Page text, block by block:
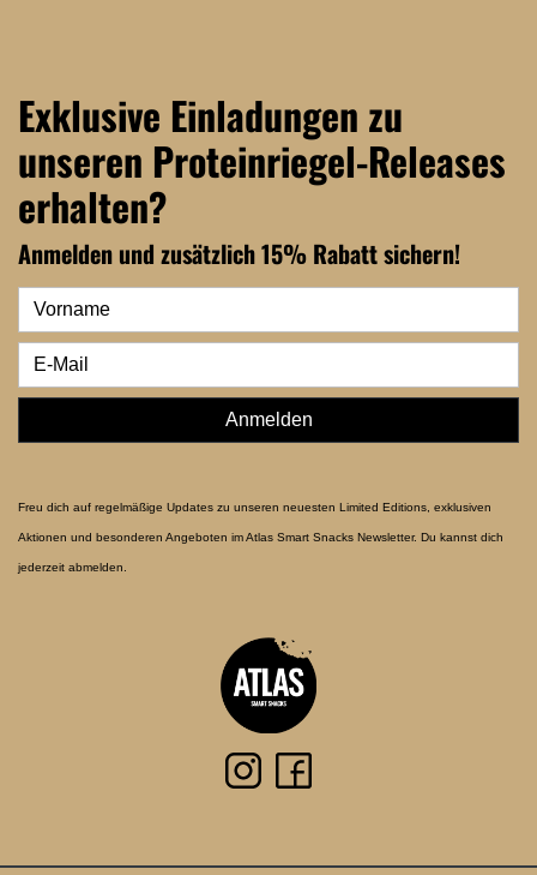
Exklusive Einladungen zu
unseren Proteinriegel-Releases
erhalten?
Anmelden und zusätzlich 15% Rabatt sichern!
Anmelden
Freu dich auf regelmäßige Updates zu unseren neuesten Limited Editions, exklusiven
Aktionen und besonderen Angeboten im Atlas Smart Snacks Newsletter. Du kannst dich
jederzeit abmelden.